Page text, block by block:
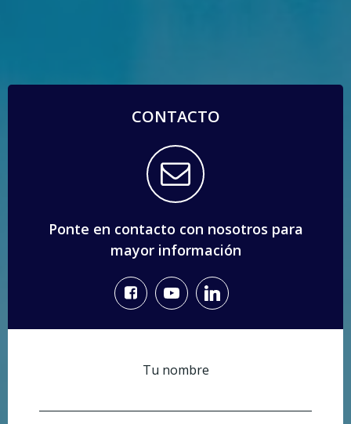
CONTACTO
Ponte en contacto con nosotros para
mayor información
Tu nombre